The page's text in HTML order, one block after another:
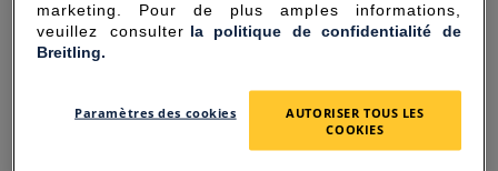
SORRY FOR THE
INCONVENIENCE
UNEXPECTED ERROR OCCURRED.
marketing. Pour de plus amples informations,
veuillez consulter la politique de confidentialité de
Breitling.
Paramètres des cookies
AUTORISER TOUS LES
COOKIES